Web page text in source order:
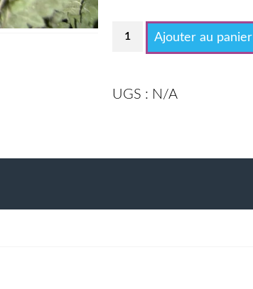
quantité
Ajouter au panier
UGS : N/A